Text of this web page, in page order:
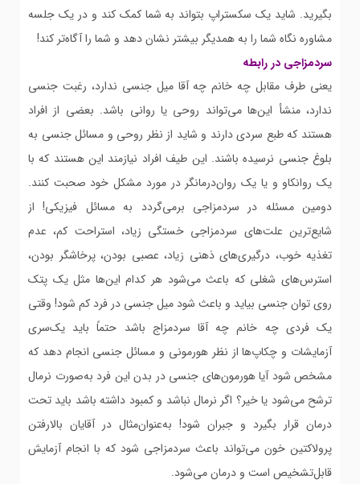
بگیرید. شاید یک سکستراپ بتواند به شما کمک کند و در یک جلسه
مشاوره نگاه شما را به همدیگر بیشتر نشان دهد و شما را آگاه‌تر کند!
سردمزاجی در رابطه
یعنی طرف مقابل چه خانم چه آقا میل جنسی ندارد، رغبت جنسی
ندارد، منشأ این‌ها می‌تواند روحی یا روانی باشد. بعضی از افراد
هستند که طبع سردی دارند و شاید از نظر روحی و مسائل جنسی به
بلوغ جنسی نرسیده باشند. این طیف افراد نیازمند این هستند که با
یک روانکاو و یا یک روان‌درمانگر در مورد مشکل خود صحبت کنند.
دومین مسئله در سردمزاجی برمی‌گردد به مسائل فیزیکی! از
شایع‌ترین علت‌های سردمزاجی خستگی زیاد، استراحت کم، عدم
تغذیه خوب، درگیری‌های ذهنی زیاد، عصبی بودن، پرخاشگر بودن،
استرس‌های شغلی که باعث می‌شود هر کدام این‌ها مثل یک پتک
روی توان جنسی بیاید و باعث شود میل جنسی در فرد کم شود! وقتی
یک فردی چه خانم چه آقا سردمزاج باشد حتماً باید یک‌سری
آزمایشات و چکاپ‌ها از نظر هورمونی و مسائل جنسی انجام دهد که
مشخص شود آیا هورمون‌های جنسی در بدن این فرد به‌صورت نرمال
ترشح می‌شود یا خیر؟ اگر نرمال نباشد و کمبود داشته باشد باید تحت
درمان قرار بگیرد و جبران شود! به‌عنوان‌مثال در آقایان بالارفتن
پرولاکتین خون می‌تواند باعث سردمزاجی شود که با انجام آزمایش
قابل‌تشخیص است و درمان می‌شود.